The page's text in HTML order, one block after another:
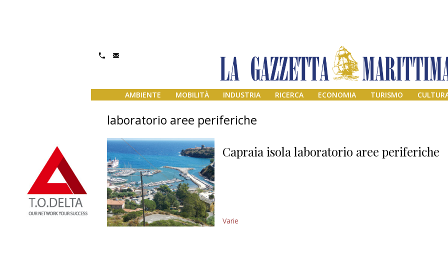
AMBIENTE MOBILITÀ INDUSTRIA RICERCA ECONOMIA TURISMO
laboratorio aree periferiche
Capraia isola laboratorio aree periferiche
Varie